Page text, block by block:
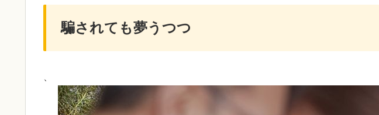
騙されても夢うつつ